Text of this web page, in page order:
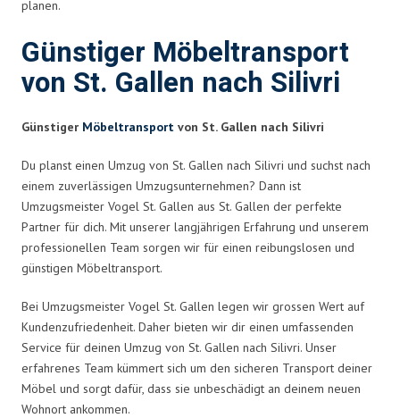
planen.
Günstiger Möbeltransport
von St. Gallen nach Silivri
Günstiger Möbeltransport von St. Gallen nach Silivri
Du planst einen Umzug von St. Gallen nach Silivri und suchst nach
einem zuverlässigen Umzugsunternehmen? Dann ist
Umzugsmeister Vogel St. Gallen aus St. Gallen der perfekte
Partner für dich. Mit unserer langjährigen Erfahrung und unserem
professionellen Team sorgen wir für einen reibungslosen und
günstigen Möbeltransport.
Bei Umzugsmeister Vogel St. Gallen legen wir grossen Wert auf
Kundenzufriedenheit. Daher bieten wir dir einen umfassenden
Service für deinen Umzug von St. Gallen nach Silivri. Unser
erfahrenes Team kümmert sich um den sicheren Transport deiner
Möbel und sorgt dafür, dass sie unbeschädigt an deinem neuen
Wohnort ankommen.